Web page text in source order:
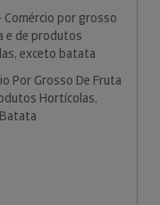
Comércio por grosso
e de produtos
exceto batata
Por Grosso De Fruta
Hortícolas,